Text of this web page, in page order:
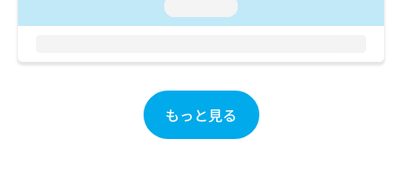
もっと見る
問
合